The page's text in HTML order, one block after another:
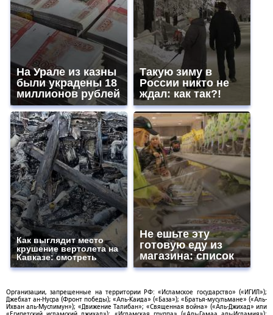
На Урале из казны
были украдены 18
миллионов рублей
Такую зиму в
России никто не
ждал: как так?!
Как выглядит место
крушение вертолета на
Кавказе: смотреть
Не ешьте эту
готовую еду из
магазина: список
Организации, запрещенные на территории РФ: «Исламское государство» («ИГИЛ»);
Джебхат ан-Нусра (Фронт победы); «Аль-Каида» («База»); «Братья-мусульмане» («Аль-
Ихван аль-Муслимун»); «Движение Талибан»; «Священная война» («Аль-Джихад» или